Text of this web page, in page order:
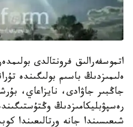
اتموسفەرالىق فرونتالدى
ەلىمىزدىڭ باسىم بولىگىندە
جاڭبىر جاۋادى، نايزاعاي،
رەسپۋبليكامىزدىڭ
شىعىسىندا جانە ورتالىعىندا